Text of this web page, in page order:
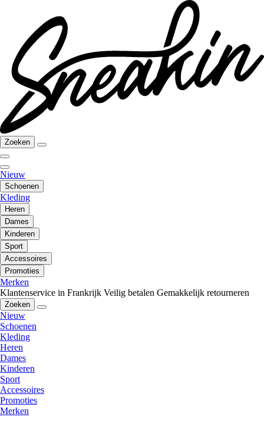
Zoeken
Nieuw
Schoenen
Kleding
Heren
Dames
Kinderen
Sport
Accessoires
Promoties
Merken
Klantenservice in Frankrijk Veilig betalen Gemakkelijk retourneren
Zoeken
Nieuw
Schoenen
Kleding
Heren
Dames
Kinderen
Sport
Accessoires
Promoties
Merken